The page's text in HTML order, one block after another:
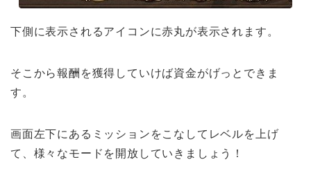
下側に表示されるアイコンに赤丸が表示されます。
そこから報酬を獲得していけば資金がげっとできま
す。
画面左下にあるミッションをこなしてレベルを上げ
て、様々なモードを開放していきましょう！